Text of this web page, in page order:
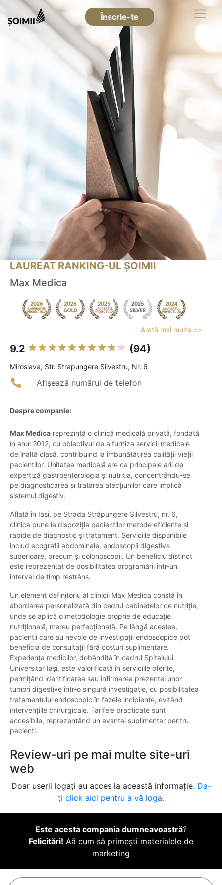
Înscrie-te
LAUREAT RANKING-UL ȘOIMII
Max Medica
Arată mai multe >>
9.2 (94)
Miroslava, Str. Strapungere Silvestru, Nr. 6
Afișează numărul de telefon
Despre companie:
Max Medica reprezintă o clinică medicală privată, fondată
în anul 2012, cu obiectivul de a furniza servicii medicale
de înaltă clasă, contribuind la îmbunătățirea calității vieții
pacienților. Unitatea medicală are ca principale arii de
expertiză gastroenterologia și nutriția, concentrându-se
pe diagnosticarea și tratarea afecțiunilor care implică
sistemul digestiv.
Aflată în Iași, pe Strada Străpungere Silvestru, nr. 6,
clinica pune la dispoziția pacienților metode eficiente și
rapide de diagnostic și tratament. Serviciile disponibile
includ ecografii abdominale, endoscopii digestive
superioare, precum și colonoscopii. Un beneficiu distinct
este reprezentat de posibilitatea programării într-un
interval de timp restrâns.
Un element definitoriu al clinicii Max Medica constă în
abordarea personalizată din cadrul cabinetelor de nutriție,
unde se aplică o metodologie proprie de educație
nutrițională, mereu perfecționată. Pe lângă acestea,
pacienții care au nevoie de investigații endoscopice pot
beneficia de consultații fără costuri suplimentare.
Experiența medicilor, dobândită în cadrul Spitalului
Universitar Iași, este valorificată în serviciile oferite,
permițând identificarea sau infirmarea prezenței unor
tumori digestive într-o singură investigație, cu posibilitatea
tratamentului endoscopic în fazele incipiente, evitând
intervențiile chirurgicale. Tarifele practicate sunt
accesibile, reprezentând un avantaj suplimentar pentru
pacienți.
Review-uri pe mai multe site-uri
web
Doar userii logați au acces la această informație. Da-
ți click aici pentru a vă loga.
Este acesta compania dumneavoastră?
Felicitări! Aă cum să primești materialele de
marketing